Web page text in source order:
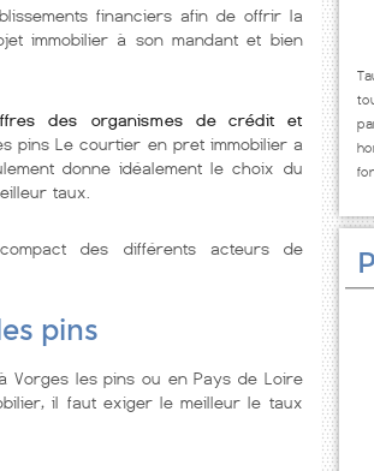
financiers afin de offrir la
immobilier à son mandant et bien
des organismes de crédit et
pins Le courtier en pret immobilier a
donne idéalement le choix du
taux.
des différents acteurs de
pins
Vorges les pins ou en Pays de Loire
il faut exiger le meilleur le taux